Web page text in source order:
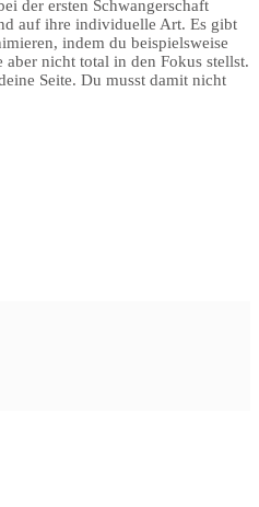
der ersten Schwangerschaft
auf ihre individuelle Art. Es gibt
indem du beispielsweise
nicht total in den Fokus stellst.
Seite. Du musst damit nicht